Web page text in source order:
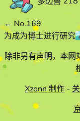
号
← No.169
为成为博士进行研究
除非另有声明，本网
Xzonn 制作 -